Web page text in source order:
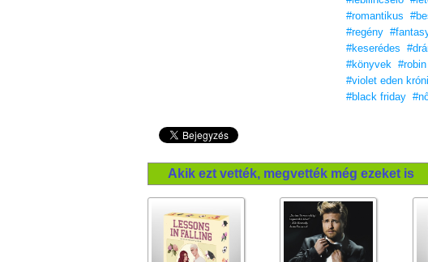
#romantikus
#regény
#keserédes
#könyvek
#violet eden
#black friday
Akik ezt vették, megvették még ezeket is